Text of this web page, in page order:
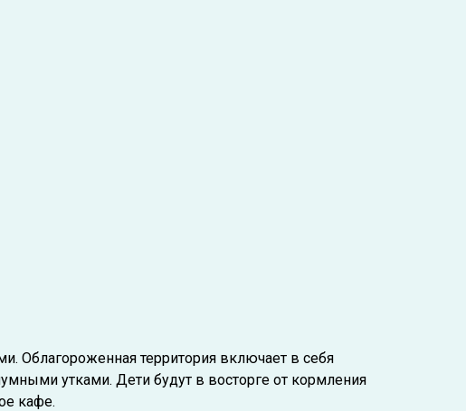
Облагороженная территория включает в себя
утками. Дети будут в восторге от кормления
кафе.